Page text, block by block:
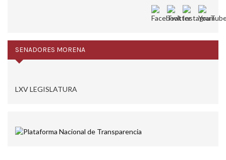
SENADORES MORENA
LXV LEGISLATURA